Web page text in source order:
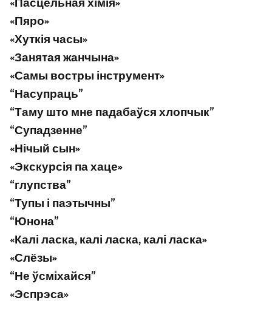
«Пяро»
«Хуткія часы»
«Занятая жанчына»
«Самы востры інструмент»
“Насупраць”
“Таму што мне падабаўся хлопчык”
“Супадзенне”
«Нічый сын»
«Экскурсія па хаце»
“глупства”
“Тупы і паэтычны”
“Юнона”
«Калі ласка, калі ласка, калі ласка»
«Слёзы»
“Не ўсміхайся”
«Эспрэса»